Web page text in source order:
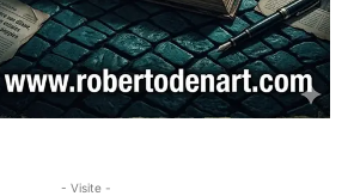
- Visite -